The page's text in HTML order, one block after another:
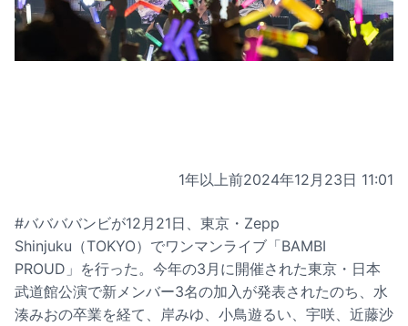
1年以上前2024年12月23日 11:01
#ババババンビが12月21日、東京・Zepp
Shinjuku（TOKYO）でワンマンライブ「BAMBI
PROUD」を行った。今年の3月に開催された東京・日本
武道館公演で新メンバー3名の加入が発表されたのち、水
湊みおの卒業を経て、岸みゆ、小鳥遊るい、宇咲、近藤沙